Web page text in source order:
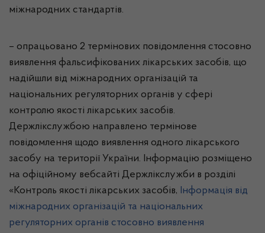
міжнародних стандартів.
– опрацьовано 2 термінових повідомлення стосовно
виявлення фальсифікованих лікарських засобів, що
надійшли від міжнародних організацій та
національних регуляторних органів у сфері
контролю якості лікарських засобів.
Держлікслужбою направлено термінове
повідомлення щодо виявлення одного лікарського
засобу на території України. Інформацію розміщено
на офіційному вебсайті Держлікслужби в розділі
«Контроль якості лікарських засобів, Інформація від
міжнародних організацій та національних
регуляторних органів стосовно виявлення